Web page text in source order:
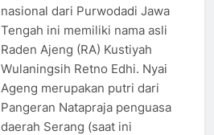
nasional dari Purwodadi Jawa
Tengah ini memiliki nama asli
Raden Ajeng (RA) Kustiyah
Wulaningsih Retno Edhi. Nyai
Ageng merupakan putri dari
Pangeran Natapraja penguasa
daerah Serang (saat ini